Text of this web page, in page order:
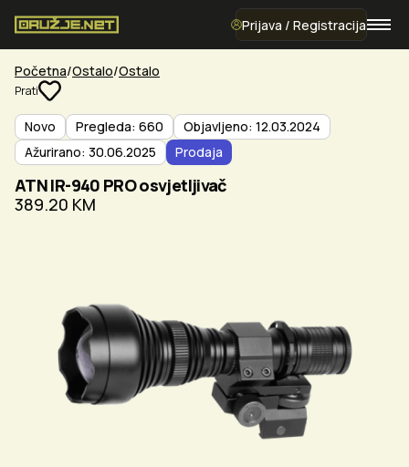
Prijava / Registracija
Početna Ostalo Ostalo
Prati
Novo Pregleda: 660
Objavljeno: 12.03.2024
Ažurirano: 30.06.2025
Prodaja
ATN IR-940 PRO osvjetljivač
389.20 KM